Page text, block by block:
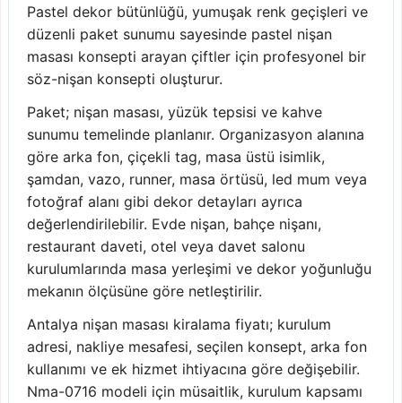
Pastel dekor bütünlüğü, yumuşak renk geçişleri ve
düzenli paket sunumu sayesinde pastel nişan
masası konsepti arayan çiftler için profesyonel bir
söz-nişan konsepti oluşturur.
Paket; nişan masası, yüzük tepsisi ve kahve
sunumu temelinde planlanır. Organizasyon alanına
göre arka fon, çiçekli tag, masa üstü isimlik,
şamdan, vazo, runner, masa örtüsü, led mum veya
fotoğraf alanı gibi dekor detayları ayrıca
değerlendirilebilir. Evde nişan, bahçe nişanı,
restaurant daveti, otel veya davet salonu
kurulumlarında masa yerleşimi ve dekor yoğunluğu
mekanın ölçüsüne göre netleştirilir.
Antalya nişan masası kiralama fiyatı; kurulum
adresi, nakliye mesafesi, seçilen konsept, arka fon
kullanımı ve ek hizmet ihtiyacına göre değişebilir.
Nma-0716 modeli için müsaitlik, kurulum kapsamı